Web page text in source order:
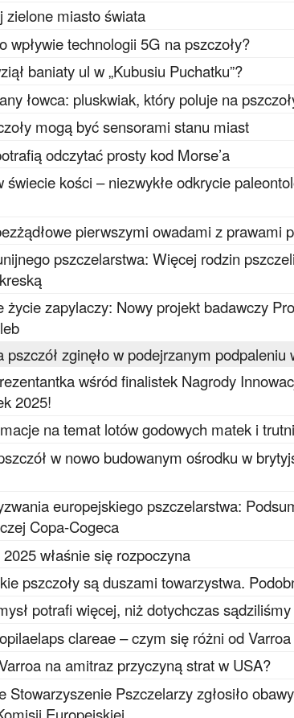
zielone miasto świata
wpływie technologii 5G na pszczoły?
baniaty ul w „Kubusiu Puchatku”?
łowca: pluskwiak, który poluje na
mogą być sensorami stanu miast
odczytać prosty kod Morse’a
świecie kości – niezwykłe odkrycie
pierwszymi owadami z prawami
pszczelarstwa: Więcej rodzin
życie zapylaczy: Nowy projekt badawczy
pszczół zginęło w podejrzanym podpaleniu
wśród finalistek Nagrody
2025!
na temat lotów godowych matek i trutni
w nowo budowanym ośrodku w
europejskiego pszczelarstwa:
Copa-Cogeca
właśnie się rozpoczyna
pszczoły są duszami towarzystwa.
potrafi więcej, niż dotychczas sądziliśmy
clareae – czym się różni od
na amitraz przyczyną strat w USA?
Stowarzyszenie Pszczelarzy zgłosiło
Europejskiej